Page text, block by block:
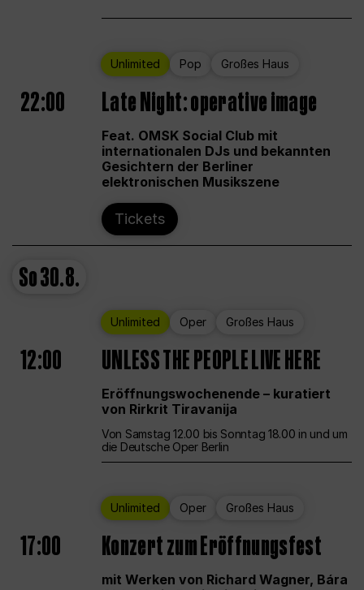
Unlimited Pop Großes Haus
22:00 Late Night: operative image
Feat. OMSK Social Club mit
internationalen DJs und bekannten
Gesichtern der Berliner
elektronischen Musikszene
Tickets
So30.8.
Unlimited Oper Großes Haus
12:00 UNLESS THE PEOPLE LIVE HERE
Eröffnungswochenende – kuratiert
von Rirkrit Tiravanija
Von Samstag 12.00 bis Sonntag 18.00 in und um
die Deutsche Oper Berlin
Unlimited Oper Großes Haus
17:00 Konzert zum Eröffnungsfest
mit Werken von Richard Wagner, Bára